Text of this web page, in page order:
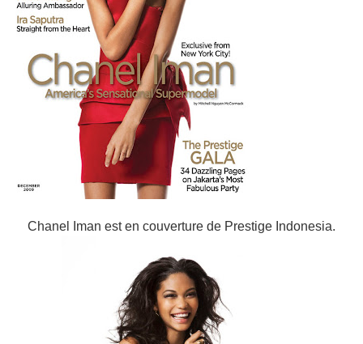
Chanel Iman est en couverture de Prestige Indonesia.